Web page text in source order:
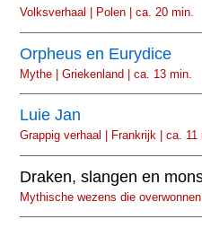
Volksverhaal | Polen | ca. 20 min.
Orpheus en Eurydice
Mythe | Griekenland | ca. 13 min.
Luie Jan
Grappig verhaal | Frankrijk | ca. 11
Draken, slangen en
Mythische wezens die